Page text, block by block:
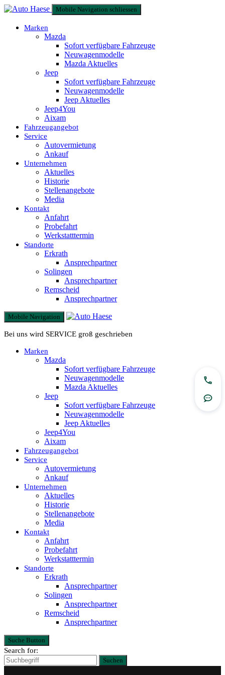
Mobile Navigation schliessen
Marken
Mazda
Sofort verfügbare Fahrzeuge
Neuwagenmodelle
Mazda Aktuelles
Jeep
Sofort verfügbare Fahrzeuge
Neuwagenmodelle
Jeep Aktuelles
Jeep4You
Aixam
Fahrzeugangebot
Service
Autovermietung
Ankauf
Unternehmen
Aktuelles
Historie
Stellenangebote
Media
Kontakt
Anfahrt
Probefahrt
Werkstatttermin
Standorte
Erkrath
Ansprechpartner
Solingen
Ansprechpartner
Remscheid
Ansprechpartner
Mobile Navigation
Bei uns wird SERVICE groß geschrieben
Marken
Mazda
Sofort verfügbare Fahrzeuge
Neuwagenmodelle
Mazda Aktuelles
Jeep
Sofort verfügbare Fahrzeuge
Neuwagenmodelle
Jeep Aktuelles
Jeep4You
Aixam
Fahrzeugangebot
Service
Autovermietung
Ankauf
Unternehmen
Aktuelles
Historie
Stellenangebote
Media
Kontakt
Anfahrt
Probefahrt
Werkstatttermin
Standorte
Erkrath
Ansprechpartner
Solingen
Ansprechpartner
Remscheid
Ansprechpartner
Suche Button
Search for:
Suchen
Jetzt